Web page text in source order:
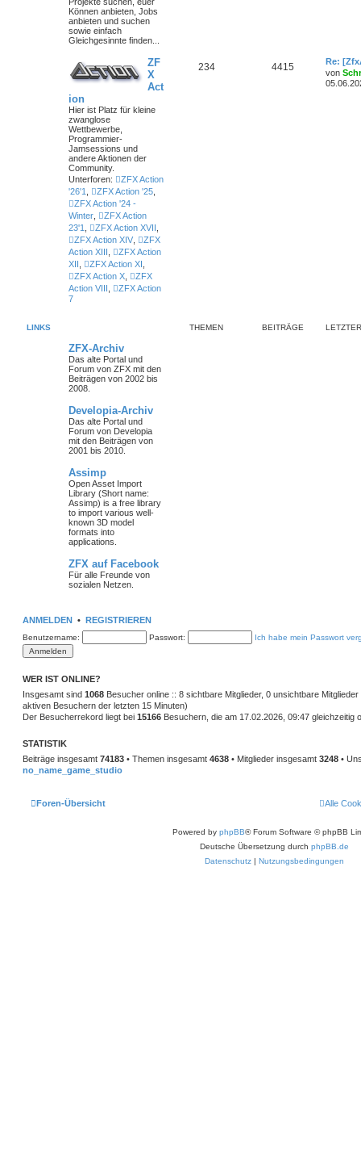
Können anbieten, Jobs
anbieten und suchen
sowie einfach
Gleichgesinnte finden...
ZF
X
Act
ion
Hier ist Platz für kleine
zwanglose
Wettbewerbe,
Programmier-
Jamsessions und
andere Aktionen der
Community.
Unterforen:
ZFX Action
'26'1
ZFX Action '25
ZFX Action '24 -
Winter
ZFX Action
23'1
ZFX Action XVII
ZFX Action XIV
ZFX
Action XIII
ZFX Action
XII
ZFX Action XI
ZFX Action X
ZFX
Action VIII
ZFX Action
7
234 4415
Re:
von
LINKS THEMEN BEITRÄGE
ZFX-Archiv
Das alte Portal und
Forum von ZFX mit den
Beiträgen von 2002 bis
2008.
Developia-Archiv
Das alte Portal und
Forum von Developia
mit den Beiträgen von
2001 bis 2010.
Assimp
Open Asset Import
Library (Short name:
Assimp) is a free library
to import various well-
known 3D model
formats into
applications.
ZFX auf Facebook
Für alle Freunde von
sozialen Netzen.
ANMELDEN • REGISTRIEREN
Benutzername: Passwort: Ich habe mein Passwort
WER IST ONLINE?
Insgesamt sind 1068 Besucher online :: 8 sichtbare Mitglieder, 0 unsichtbare
aktiven Besuchern der letzten 15 Minuten)
Der Besucherrekord liegt bei 15166 Besuchern, die am 17.02.2026, 09:47 gleichzeitig
STATISTIK
Beiträge insgesamt 74183 • Themen insgesamt 4638 • Mitglieder insgesamt 3248 •
no_name_game_studio
Foren-Übersicht Alle
Powered by phpBB® Forum Software © phpBB
Deutsche Übersetzung durch phpBB.de
Datenschutz | Nutzungsbedingungen